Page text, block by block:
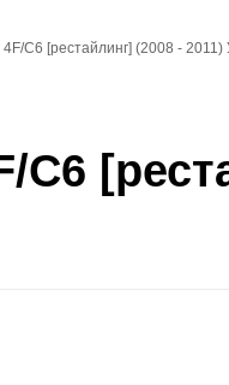
C6 [рестайлинг] (2008 - 2011)
C6